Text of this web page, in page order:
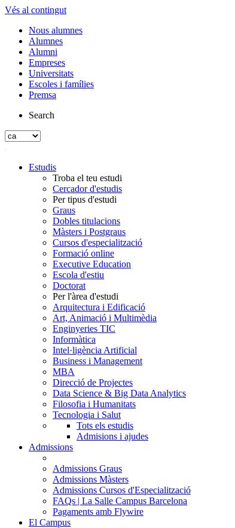
Vés al contingut
Nous alumnes
Alumnes
Alumni
Empreses
Universitats
Escoles i famílies
Premsa
Search
Estudis
Troba el teu estudi
Cercador d'estudis
Per tipus d'estudi
Graus
Dobles titulacions
Màsters i Postgraus
Cursos d'especialització
Formació online
Executive Education
Escola d'estiu
Doctorat
Per l'àrea d'estudi
Arquitectura i Edificació
Art, Animació i Multimèdia
Enginyeries TIC
Informàtica
Intel·ligència Artificial
Business i Management
MBA
Direcció de Projectes
Data Science & Big Data Analytics
Filosofia i Humanitats
Tecnologia i Salut
Tots els estudis
Admisions i ajudes
Admissions
Admissions Graus
Admissions Màsters
Admissions Cursos d'Especialització
FAQs | La Salle Campus Barcelona
Pagaments amb Flywire
El Campus